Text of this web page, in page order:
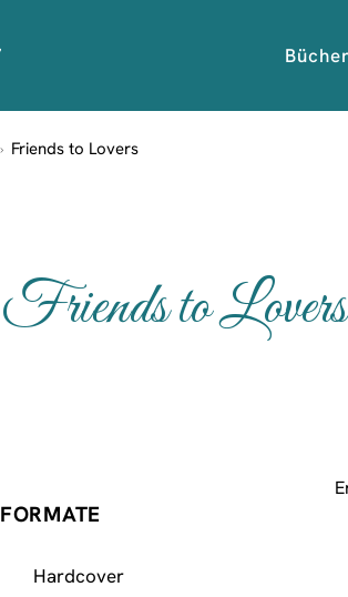
Bücher
Friends to Lovers
Friends to Lovers
FORMATE
Hardcover